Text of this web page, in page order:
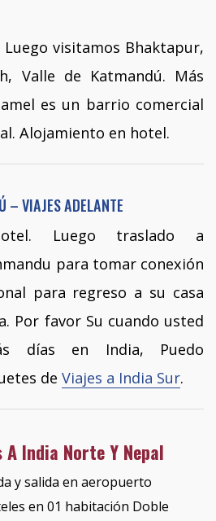
Luego visitamos Bhaktapur,
Valle de Katmandú. Más
es un barrio comercial
Alojamiento en hotel.
– VIAJES ADELANTE
Luego traslado a
para tomar conexión
para regreso a su casa
Por favor Su cuando usted
días en India, Puedo
de Viajes a India Sur.
India Norte Y Nepal
y salida en aeropuerto
en 01 habitación Doble